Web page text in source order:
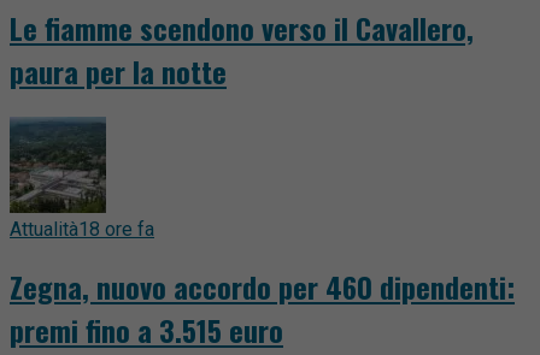
Le fiamme scendono verso il Cavallero,
paura per la notte
Attualità18 ore fa
Zegna, nuovo accordo per 460 dipendenti:
premi fino a 3.515 euro